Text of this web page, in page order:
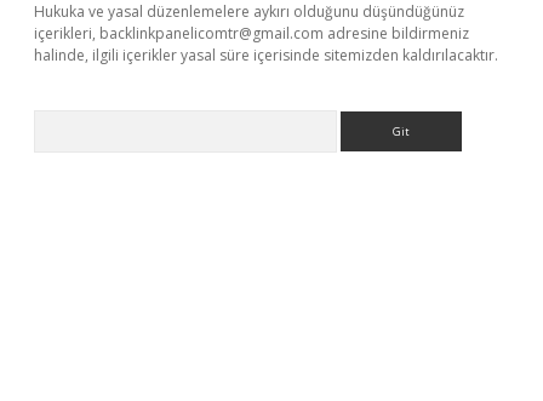
Hukuka ve yasal düzenlemelere aykırı olduğunu düşündüğünüz
içerikleri, backlinkpanelicomtr@gmail.com adresine bildirmeniz
halinde, ilgili içerikler yasal süre içerisinde sitemizden kaldırılacaktır.